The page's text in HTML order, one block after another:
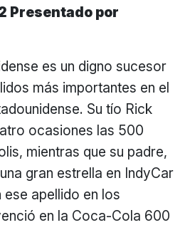
Presentado por
es un digno sucesor
más importantes en el
Su tío Rick
ocasiones las 500
mientras que su padre,
gran estrella en IndyCar
apellido en los
en la Coca-Cola 600